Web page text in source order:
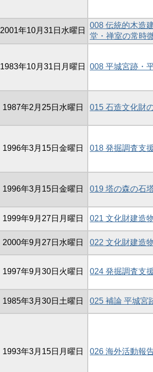
2001年10月31日水曜日
008 伝統的木造
堂・禅室の常時
1983年10月31日月曜日 008 平城宮跡・
1987年2月25日水曜日 015 石造文化財
1996年3月15日金曜日 018 発掘調査支
1996年3月15日金曜日 019 塔の森の石
1999年9月27日月曜日 021 文化財建造
2000年9月27日水曜日 022 文化財建造
1997年9月30日火曜日 024 発掘調査支
1985年3月30日土曜日 025 補論 平城宮
1993年3月15日月曜日 026 海外活動報